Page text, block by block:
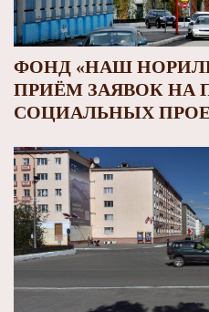
ФОНД «НАШ
ПРИЁМ ЗАЯВОК НА
СОЦИАЛЬНЫХ